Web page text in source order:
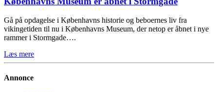
Gå på opdagelse i Københavns historie og beboernes liv fra
vikingetiden til nu i Københavns Museum, der netop er åbnet i nye
rammer i Stormgade….
Læs mere
Annonce